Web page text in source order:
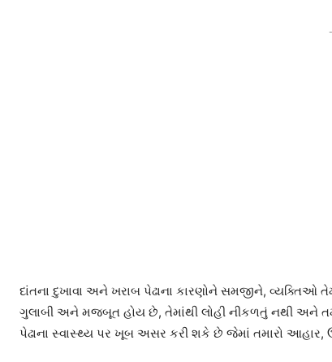
દાંતના દુખાવા અને ખરાબ પેઢાના કારણોને સમજીને, વ્યક્તિઓ
ગુલાબી અને મજબૂત હોય છે, તેમાંથી લોહી નીકળતું નથી અને
પેઢાના સ્વાસ્થ્ય પર ખૂબ અસર કરી શકે છે જેમાં તમારો